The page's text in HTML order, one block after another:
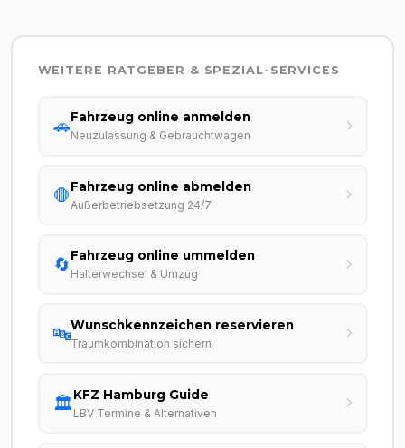
WEITERE RATGEBER & SPEZIAL-SERVICES
🚗Fahrzeug online anmelden
Neuzulassung & Gebrauchtwagen
🛑Fahrzeug online abmelden
Außerbetriebsetzung 24/7
🔄Fahrzeug online ummelden
Halterwechsel & Umzug
🔤Wunschkennzeichen reservieren
Traumkombination sichern
🏛️KFZ Hamburg Guide
LBV Termine & Alternativen